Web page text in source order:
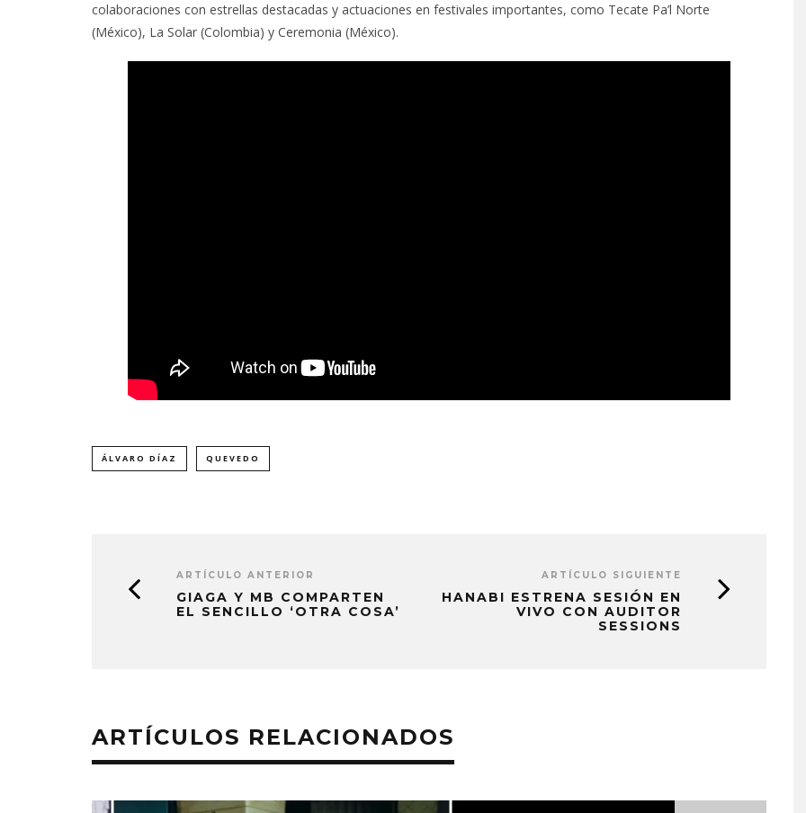
colaboraciones con estrellas destacadas y actuaciones en festivales importantes, como Tecate Pa’l Norte
(México), La Solar (Colombia) y Ceremonia (México).
ÁLVARO DÍAZ QUEVEDO
ARTÍCULO ANTERIOR
GIAGA Y MB COMPARTEN
EL SENCILLO ‘OTRA COSA’
ARTÍCULO SIGUIENTE
HANABI ESTRENA SESIÓN EN
VIVO CON AUDITOR
SESSIONS
ARTÍCULOS RELACIONADOS